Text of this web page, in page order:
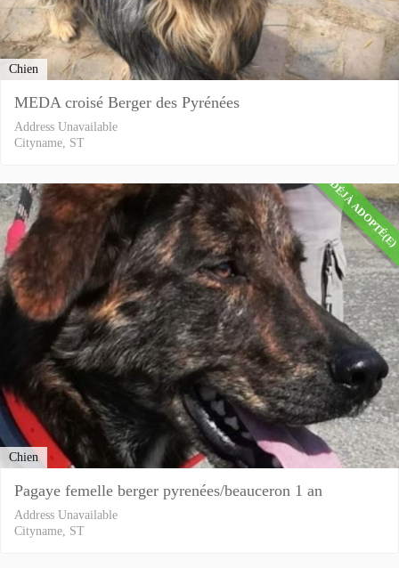
Chien
MEDA croisé Berger des Pyrénées
Address Unavailable
Cityname, ST
DÉJÀ ADOPTÉ(E)
Chien
Pagaye femelle berger pyrenées/beauceron 1 an
Address Unavailable
Cityname, ST